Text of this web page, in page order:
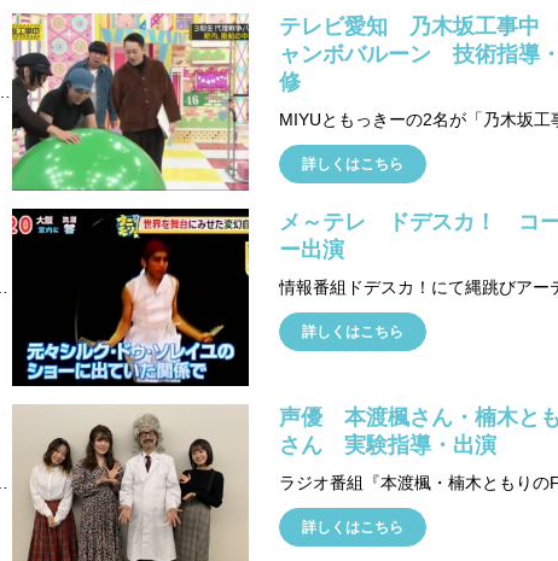
テレビ愛知 乃木坂工事中
ャンボバルーン 技術指導
修
詳しくはこちら
メ～テレ ドデスカ！ コ
ー出演
詳しくはこちら
声優 本渡楓さん・楠木と
さん 実験指導・出演
詳しくはこちら